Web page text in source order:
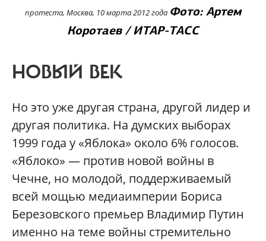
протеста, Москва, 10 марта 2012 года Фото: Артем
Коротаев / ИТАР-ТАСС
НОВЫЙ ВЕК
Но это уже другая страна, другой лидер и
другая политика. На думских выборах
1999 года у «Яблока» около 6% голосов.
«Яблоко» — против новой войны в
Чечне, но молодой, поддерживаемый
всей мощью медиаимперии Бориса
Березовского премьер Владимир Путин
именно на теме войны стремительно